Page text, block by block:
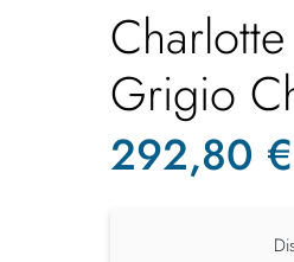
Grigio
292,80 €